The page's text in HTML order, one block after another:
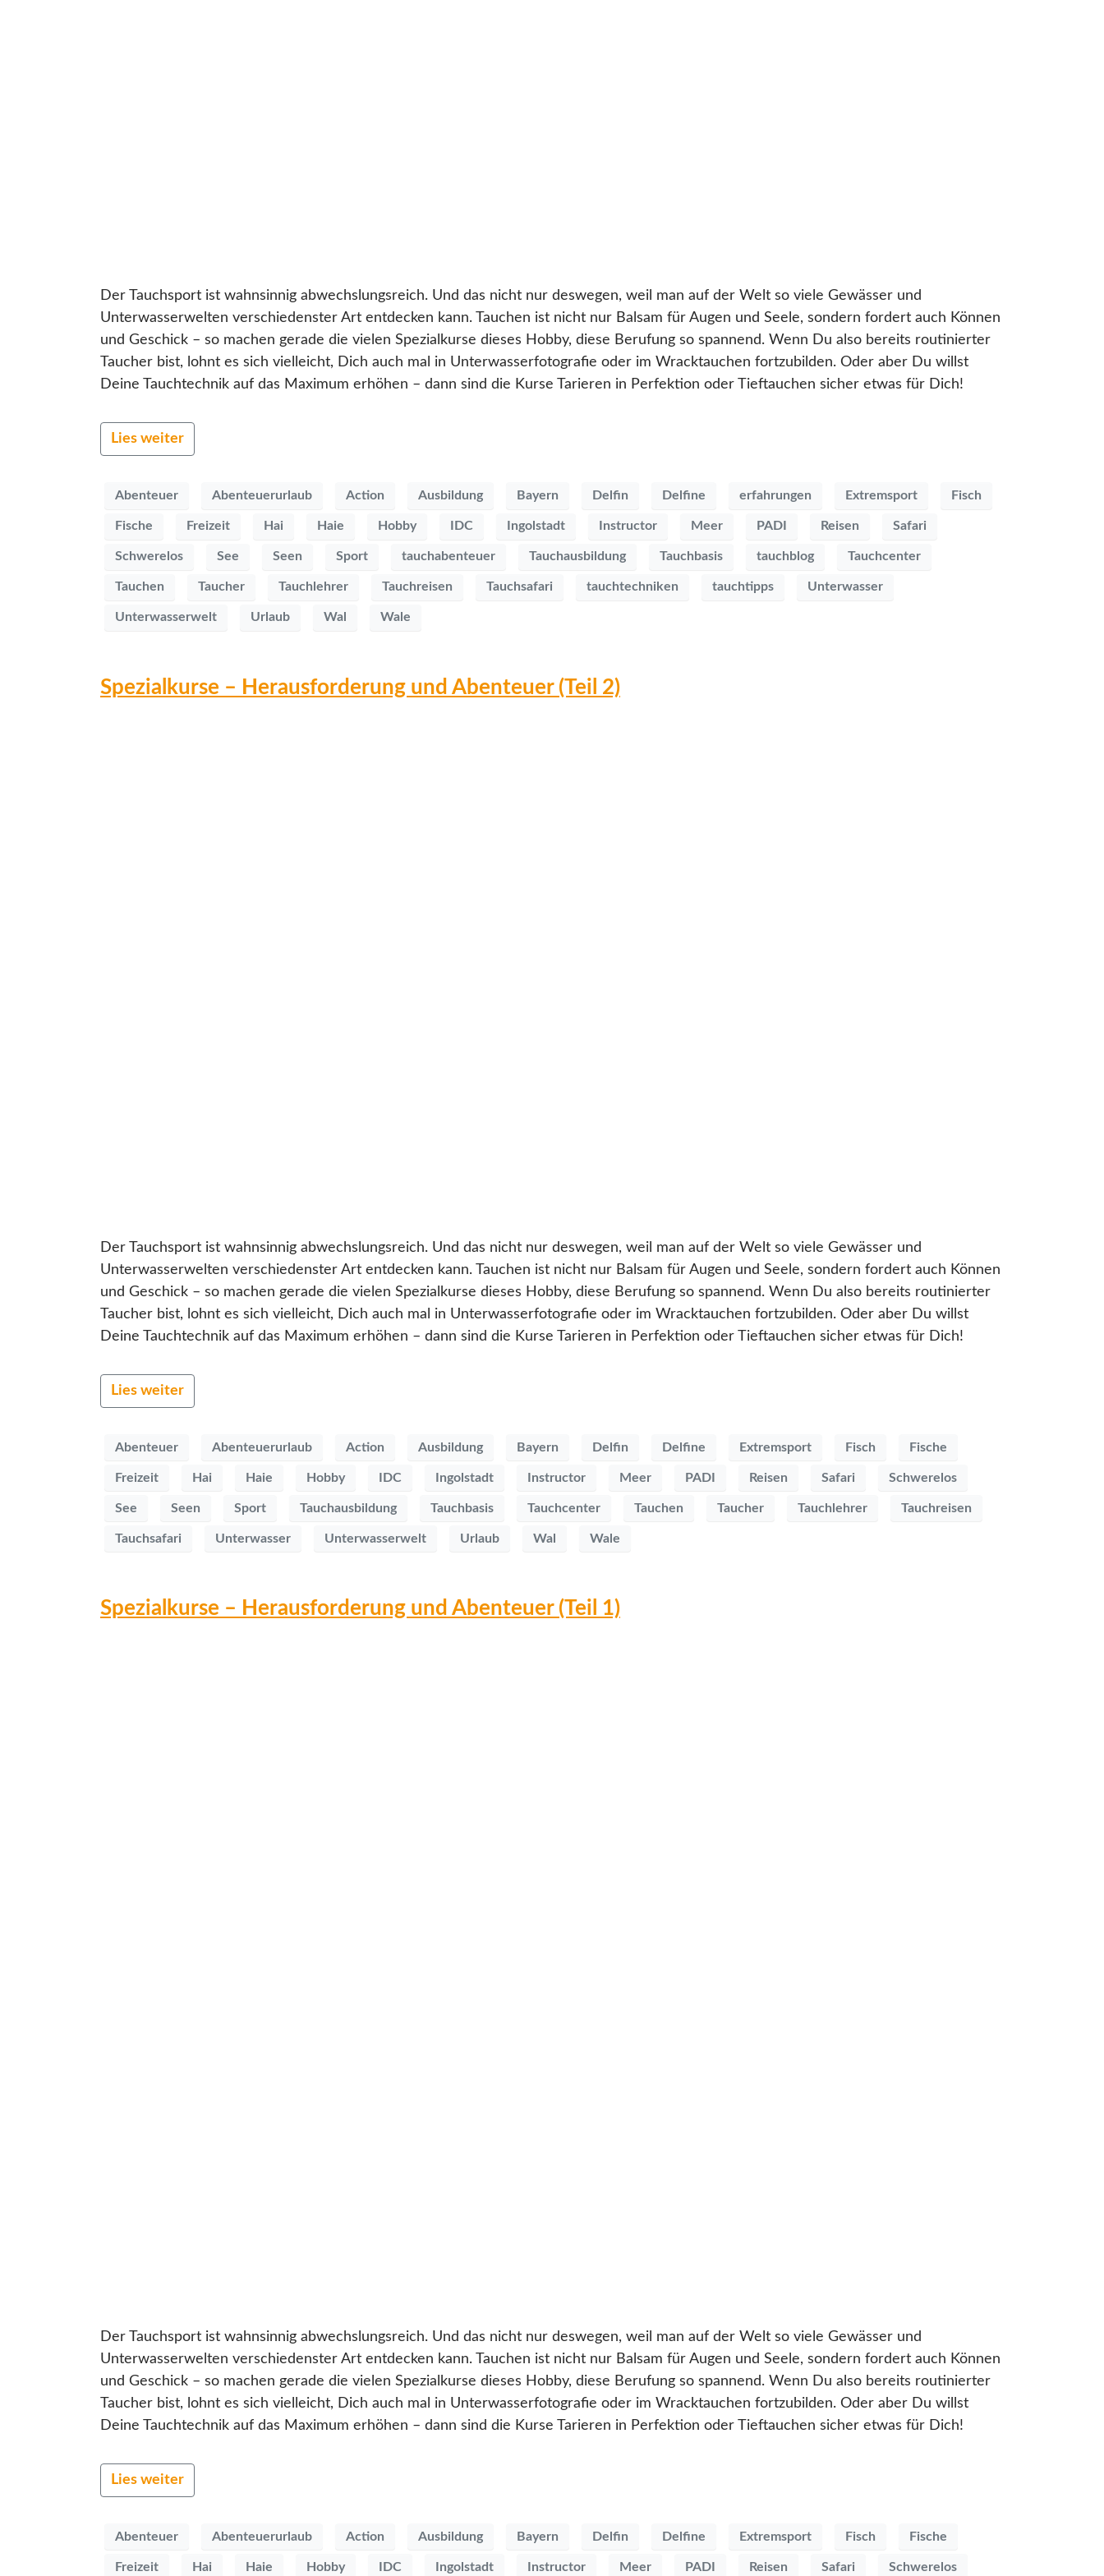
Der Tauchsport ist wahnsinnig abwechslungsreich. Und das nicht nur deswegen, weil man auf der Welt so viele Gewässer und
Unterwasserwelten verschiedenster Art entdecken kann. Tauchen ist nicht nur Balsam für Augen und Seele, sondern fordert auch Können
und Geschick – so machen gerade die vielen Spezialkurse dieses Hobby, diese Berufung so spannend. Wenn Du also bereits routinierter
Taucher bist, lohnt es sich vielleicht, Dich auch mal in Unterwasserfotografie oder im Wracktauchen fortzubilden. Oder aber Du willst
Deine Tauchtechnik auf das Maximum erhöhen – dann sind die Kurse Tarieren in Perfektion oder Tieftauchen sicher etwas für Dich!
Lies weiter
Abenteuer Abenteuerurlaub Action Ausbildung Bayern Delfin Delfine erfahrungen Extremsport Fisch
Fische Freizeit Hai Haie Hobby IDC Ingolstadt Instructor Meer PADI Reisen Safari
Schwerelos See Seen Sport tauchabenteuer Tauchausbildung Tauchbasis tauchblog Tauchcenter
Tauchen Taucher Tauchlehrer Tauchreisen Tauchsafari tauchtechniken tauchtipps Unterwasser
Unterwasserwelt Urlaub Wal Wale
Spezialkurse – Herausforderung und Abenteuer (Teil 2)
Der Tauchsport ist wahnsinnig abwechslungsreich. Und das nicht nur deswegen, weil man auf der Welt so viele Gewässer und
Unterwasserwelten verschiedenster Art entdecken kann. Tauchen ist nicht nur Balsam für Augen und Seele, sondern fordert auch Können
und Geschick – so machen gerade die vielen Spezialkurse dieses Hobby, diese Berufung so spannend. Wenn Du also bereits routinierter
Taucher bist, lohnt es sich vielleicht, Dich auch mal in Unterwasserfotografie oder im Wracktauchen fortzubilden. Oder aber Du willst
Deine Tauchtechnik auf das Maximum erhöhen – dann sind die Kurse Tarieren in Perfektion oder Tieftauchen sicher etwas für Dich!
Lies weiter
Abenteuer Abenteuerurlaub Action Ausbildung Bayern Delfin Delfine Extremsport Fisch Fische
Freizeit Hai Haie Hobby IDC Ingolstadt Instructor Meer PADI Reisen Safari Schwerelos
See Seen Sport Tauchausbildung Tauchbasis Tauchcenter Tauchen Taucher Tauchlehrer Tauchreisen
Tauchsafari Unterwasser Unterwasserwelt Urlaub Wal Wale
Spezialkurse – Herausforderung und Abenteuer (Teil 1)
Der Tauchsport ist wahnsinnig abwechslungsreich. Und das nicht nur deswegen, weil man auf der Welt so viele Gewässer und
Unterwasserwelten verschiedenster Art entdecken kann. Tauchen ist nicht nur Balsam für Augen und Seele, sondern fordert auch Können
und Geschick – so machen gerade die vielen Spezialkurse dieses Hobby, diese Berufung so spannend. Wenn Du also bereits routinierter
Taucher bist, lohnt es sich vielleicht, Dich auch mal in Unterwasserfotografie oder im Wracktauchen fortzubilden. Oder aber Du willst
Deine Tauchtechnik auf das Maximum erhöhen – dann sind die Kurse Tarieren in Perfektion oder Tieftauchen sicher etwas für Dich!
Lies weiter
Abenteuer Abenteuerurlaub Action Ausbildung Bayern Delfin Delfine Extremsport Fisch Fische
Freizeit Hai Haie Hobby IDC Ingolstadt Instructor Meer PADI Reisen Safari Schwerelos